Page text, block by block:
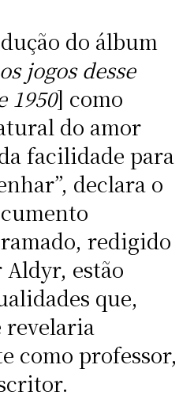
do álbum
jogos desse
1950] como
do amor
facilidade para
declara o
redigido
estão
que,
revelaria
como professor,